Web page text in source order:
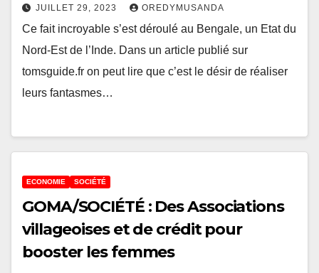
JUILLET 29, 2023 OREDYMUSANDA
Ce fait incroyable s’est déroulé au Bengale, un Etat du
Nord-Est de l’Inde. Dans un article publié sur
tomsguide.fr on peut lire que c’est le désir de réaliser
leurs fantasmes…
ECONOMIE SOCIÉTÉ
GOMA/SOCIÉTÉ : Des Associations
villageoises et de crédit pour
booster les femmes